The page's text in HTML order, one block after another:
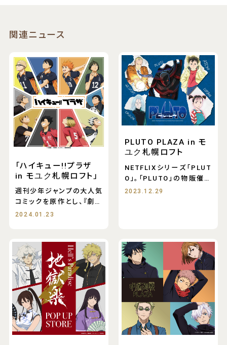
関連ニュース
「ハイキュー!!プラザ
in モユク札幌ロフト」
週刊少年ジャンプの大人気
コミックを原作とし、『劇場
版ハイキュー!! ゴ
2024.01.23
PLUTO PLAZA in モ
ユク札幌ロフト
NETFLIXシリーズ「PLUT
O」。「PLUTO」の物販催事
「PLU
2023.12.29